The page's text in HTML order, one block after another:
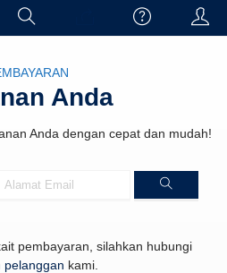
Anda
Anda dengan cepat dan mudah!
pembayaran, silahkan hubungi
pelanggan kami.